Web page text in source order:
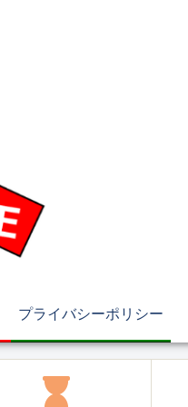
プライバシーポリシー